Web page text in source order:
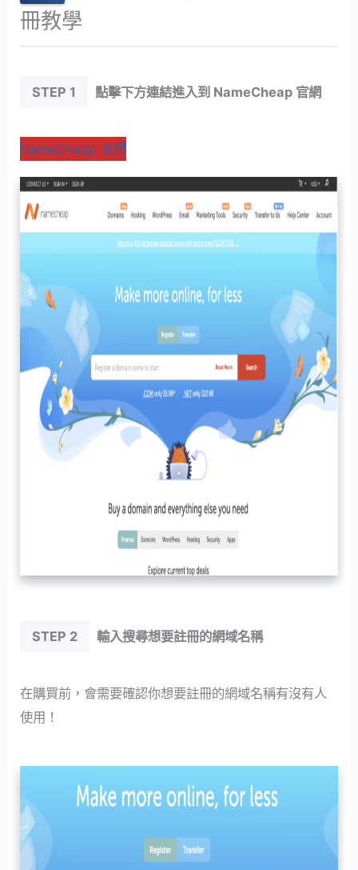
冊教學
STEP 1 點擊下方連結進入到 NameCheap 官網
NameCheap 官網
STEP 2 輸入搜尋想要註冊的網域名稱
在購買前，會需要確認你想要註冊的網域名稱有沒有人
使用！